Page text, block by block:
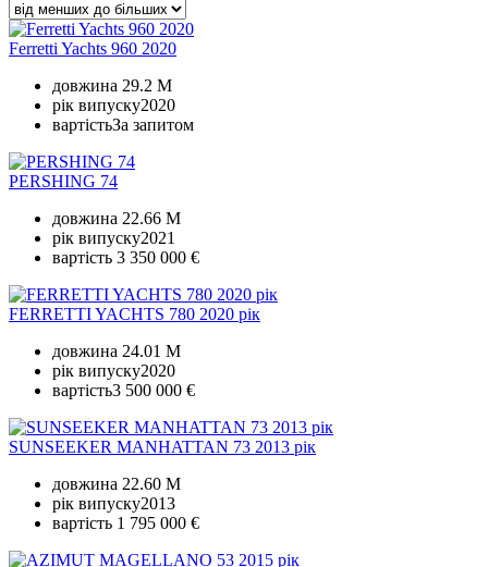
Ferretti Yachts 960 2020
довжина 29.2 M
рік випуску2020
вартістьЗа запитом
PERSHING 74
довжина 22.66 M
рік випуску2021
вартість 3 350 000 €
FERRETTI YACHTS 780 2020 рік
довжина 24.01 M
рік випуску2020
вартість3 500 000 €
SUNSEEKER MANHATTAN 73 2013 рік
довжина 22.60 M
рік випуску2013
вартість 1 795 000 €